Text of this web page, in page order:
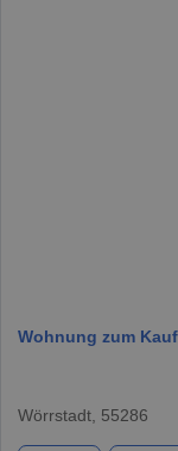
Wohnung zum
Wörrstadt, 55286